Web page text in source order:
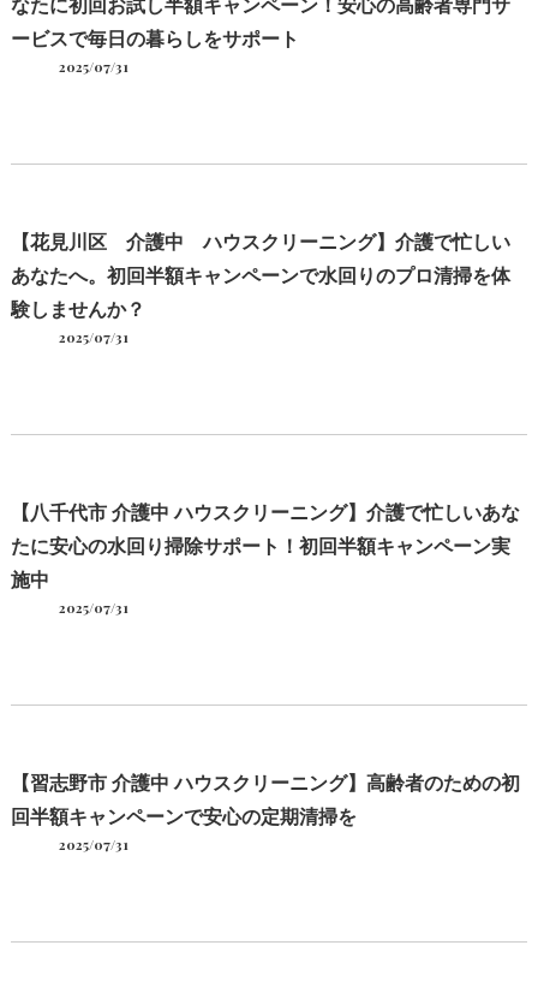
ービスで毎日の暮らしをサポート
2025/07/31
【花見川区 介護中 ハウスクリーニング】介護で忙しい
あなたへ。初回半額キャンペーンで水回りのプロ清掃を体
験しませんか？
2025/07/31
【八千代市 介護中 ハウスクリーニング】介護で忙しいあな
たに安心の水回り掃除サポート！初回半額キャンペーン実
施中
2025/07/31
【習志野市 介護中 ハウスクリーニング】高齢者のための初
回半額キャンペーンで安心の定期清掃を
2025/07/31